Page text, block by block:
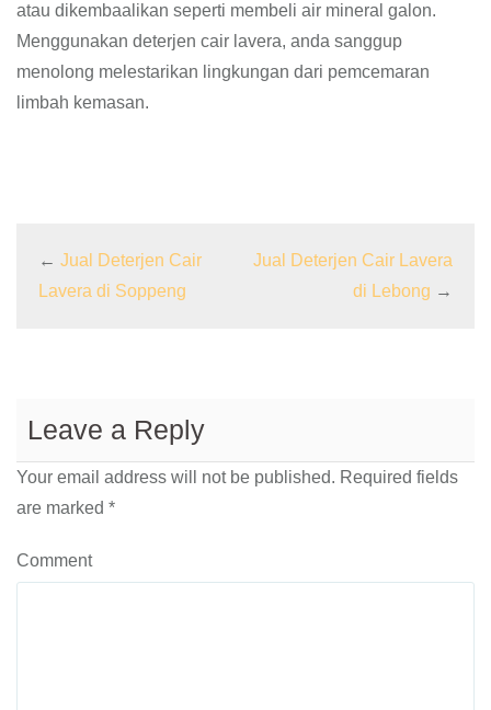
atau dikembaalikan seperti membeli air mineral galon.
Menggunakan deterjen cair lavera, anda sanggup
menolong melestarikan lingkungan dari pemcemaran
limbah kemasan.
← Jual Deterjen Cair
Lavera di Soppeng
Jual Deterjen Cair Lavera
di Lebong →
Leave a Reply
Your email address will not be published. Required fields
are marked *
Comment